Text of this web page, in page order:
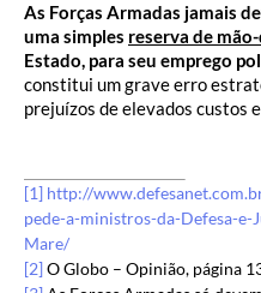
As Forças Armadas jamais
uma simples reserva de
Estado, para seu emprego
constitui um grave erro
prejuízos de elevados custos
[1] http://
pede-a-ministros-da-Defesa-
Mare/
[2]O Globo – Opinião, página